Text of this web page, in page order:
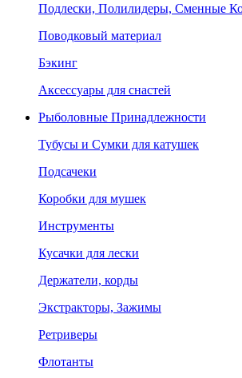
Подлески, Полилидеры, Сменные
Поводковый материал
Бэкинг
Аксессуары для снастей
Рыболовные Принадлежности
Тубусы и Сумки для катушек
Подсачеки
Коробки для мушек
Инструменты
Кусачки для лески
Держатели, корды
Экстракторы, Зажимы
Ретриверы
Флотанты